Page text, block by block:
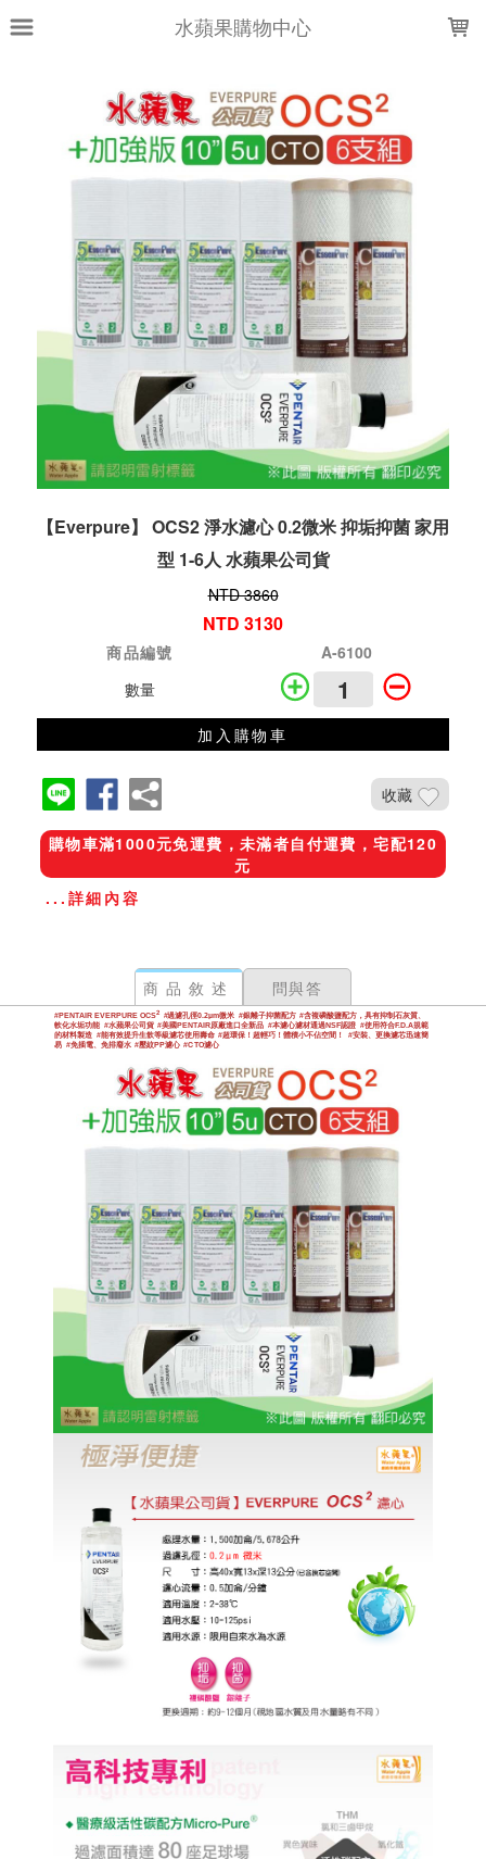
水蘋果購物中心
【Everpure】 OCS2 淨水濾心 0.2微米 抑垢抑菌 家用
型 1-6人 水蘋果公司貨
NTD 3860
NTD 3130
商品編號
A-6100
數量
加入購物車
收藏
購物車滿1000元免運費，未滿者自付運費，宅配120
元
...詳細內容
商品敘述 問與答